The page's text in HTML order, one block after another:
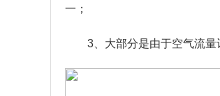
一；
3、大部分是由于空气流量